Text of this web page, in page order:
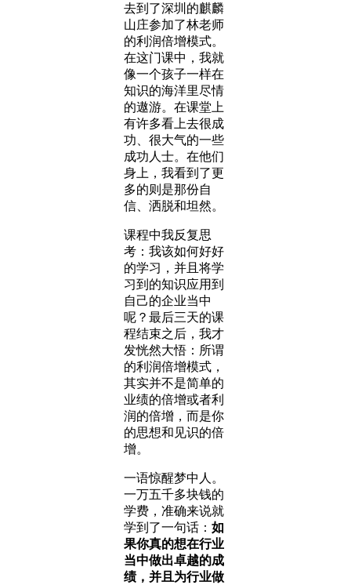
去到了深圳的麒麟
山庄参加了林老师
的利润倍增模式。
在这门课中，我就
像一个孩子一样在
知识的海洋里尽情
的遨游。在课堂上
有许多看上去很成
功、很大气的一些
成功人士。在他们
身上，我看到了更
多的则是那份自
信、洒脱和坦然。
课程中我反复思
考：我该如何好好
的学习，并且将学
习到的知识应用到
自己的企业当中
呢？最后三天的课
程结束之后，我才
发恍然大悟：所谓
的利润倍增模式，
其实并不是简单的
业绩的倍增或者利
润的倍增，而是你
的思想和见识的倍
增。
一语惊醒梦中人。
一万五千多块钱的
学费，准确来说就
学到了一句话： 如
果你真的想在行业
当中做出卓越的成
绩，并且为行业做